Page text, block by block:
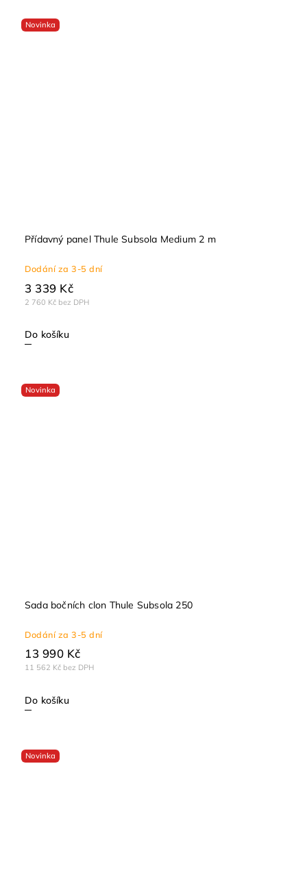
Novinka
Přídavný panel Thule Subsola Medium 2 m
Dodání za 3-5 dní
2 760 Kč bez DPH
3 339 Kč
Do košíku
Novinka
Sada bočních clon Thule Subsola 250
Dodání za 3-5 dní
11 562 Kč bez DPH
13 990 Kč
Do košíku
Novinka